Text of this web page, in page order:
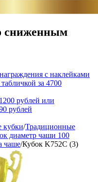
сниженным
с наклейками
за 4700
рублей или
рублей
кубки/Традиционные
диаметр чаши 100
чаше/Кубок K752C (3)